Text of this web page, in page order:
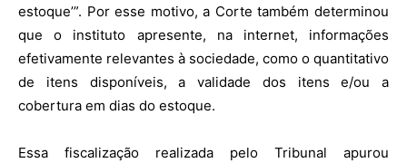
estoque’”. Por esse motivo, a Corte também determinou
que o instituto apresente, na internet, informações
efetivamente relevantes à sociedade, como o quantitativo
de itens disponíveis, a validade dos itens e/ou a
cobertura em dias do estoque.
Essa fiscalização realizada pelo Tribunal apurou